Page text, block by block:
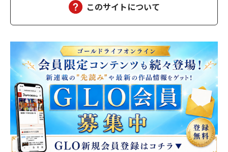
このサイトについて